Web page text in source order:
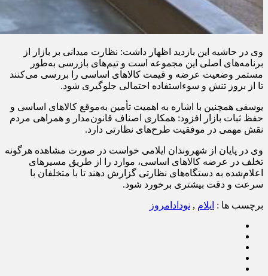
وی در حاشیه این بازدید اظهار داشت: نظارت میدانی بر بازار از
برنامه‌های اصلی این مجموعه است و تیم‌های بازرسی به‌طور
مستمر وضعیت عرضه و قیمت کالاهای اساسی را بررسی می‌کنند
تا از بروز تنش و سوءاستفاده احتمالی جلوگیری شود.
یوسفی همچنین با اشاره به اهمیت تأمین به‌موقع کالاهای اساسی و
حفظ ثبات بازار افزود: همکاری اصناف قانون‌مدار و همراهی مردم
نقش مهمی در موفقیت طرح‌های نظارتی دارد.
وی در پایان از شهروندان ایلامی خواست در صورت مشاهده هرگونه
تخلف در عرضه کالاهای اساسی، موارد را از طریق مسیرهای
اعلام‌شده به دستگاه‌های نظارتی گزارش دهند تا با متخلفان با
سرعت و دقت بیشتری برخورد شود.
برچسب ها : ایلام , نودادامروز